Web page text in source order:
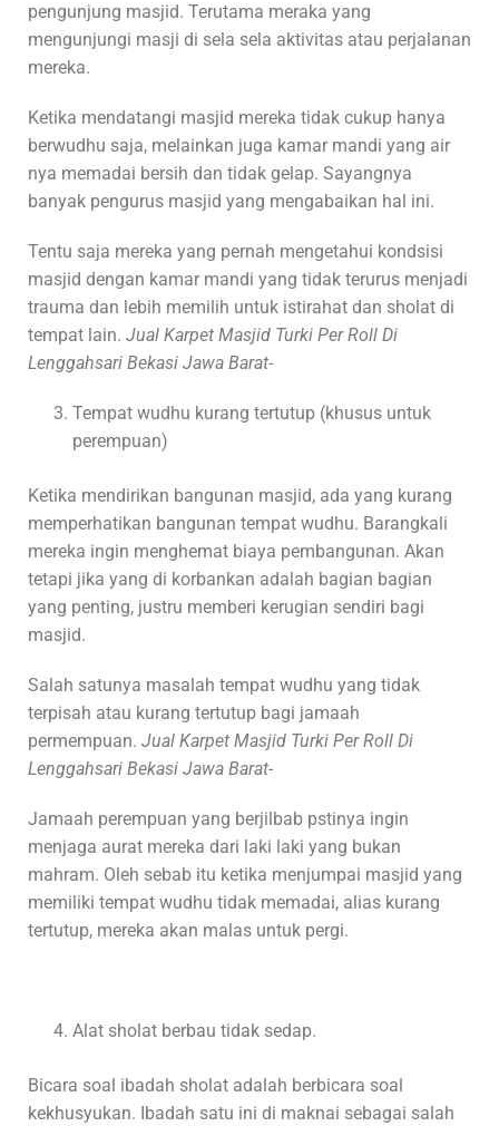
pengunjung masjid. Terutama meraka yang
mengunjungi masji di sela sela aktivitas atau perjalanan
mereka.
Ketika mendatangi masjid mereka tidak cukup hanya
berwudhu saja, melainkan juga kamar mandi yang air
nya memadai bersih dan tidak gelap. Sayangnya
banyak pengurus masjid yang mengabaikan hal ini.
Tentu saja mereka yang pernah mengetahui kondsisi
masjid dengan kamar mandi yang tidak terurus menjadi
trauma dan lebih memilih untuk istirahat dan sholat di
tempat lain. Jual Karpet Masjid Turki Per Roll Di
Lenggahsari Bekasi Jawa Barat-
Tempat wudhu kurang tertutup (khusus untuk
perempuan)
Ketika mendirikan bangunan masjid, ada yang kurang
memperhatikan bangunan tempat wudhu. Barangkali
mereka ingin menghemat biaya pembangunan. Akan
tetapi jika yang di korbankan adalah bagian bagian
yang penting, justru memberi kerugian sendiri bagi
masjid.
Salah satunya masalah tempat wudhu yang tidak
terpisah atau kurang tertutup bagi jamaah
permempuan. Jual Karpet Masjid Turki Per Roll Di
Lenggahsari Bekasi Jawa Barat-
Jamaah perempuan yang berjilbab pstinya ingin
menjaga aurat mereka dari laki laki yang bukan
mahram. Oleh sebab itu ketika menjumpai masjid yang
memiliki tempat wudhu tidak memadai, alias kurang
tertutup, mereka akan malas untuk pergi.
Alat sholat berbau tidak sedap.
Bicara soal ibadah sholat adalah berbicara soal
kekhusyukan. Ibadah satu ini di maknai sebagai salah